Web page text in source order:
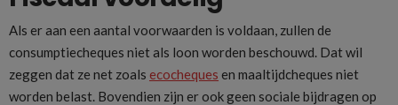
Als er aan een aantal voorwaarden is voldaan, zullen de
consumptiecheques niet als loon worden beschouwd. Dat wil
zeggen dat ze net zoals ecocheques en maaltijdcheques niet
worden belast. Bovendien zijn er ook geen sociale bijdragen op